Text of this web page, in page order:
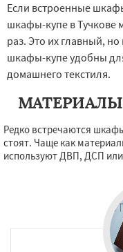
Если встроенные
шкафы-купе в Тучкове
раз. Это их главный,
шкафы-купе удобны
домашнего текстиля.
Редко встречаются
стоят. Чаще как
используют ДВП, ДСП